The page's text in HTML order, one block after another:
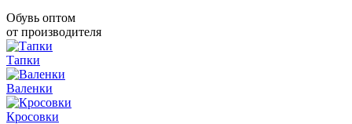
Обувь оптом
от производителя
Тапки
Валенки
Кросовки